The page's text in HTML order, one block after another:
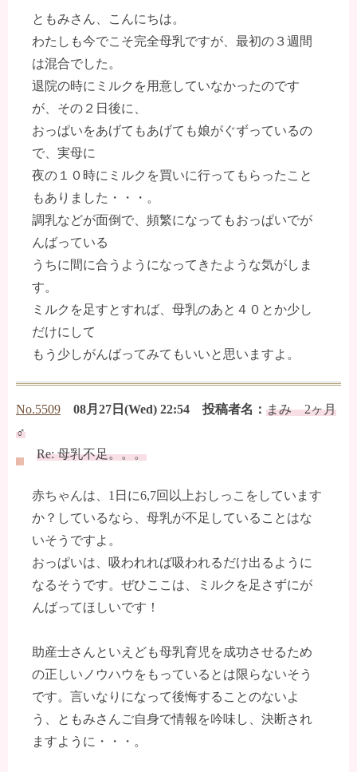
ともみさん、こんにちは。
わたしも今でこそ完全母乳ですが、最初の３週間
は混合でした。
退院の時にミルクを用意していなかったのです
が、その２日後に、
おっぱいをあげてもあげても娘がぐずっているの
で、実母に
夜の１０時にミルクを買いに行ってもらったこと
もありました・・・。
調乳などが面倒で、頻繁になってもおっぱいでが
んばっている
うちに間に合うようになってきたような気がしま
す。
ミルクを足すとすれば、母乳のあと４０とか少し
だけにして
もう少しがんばってみてもいいと思いますよ。
No.5509 08月27日(Wed) 22:54 投稿者名： まみ 2ヶ月
♂
Re: 母乳不足。。。
赤ちゃんは、1日に6,7回以上おしっこをしています
か？しているなら、母乳が不足していることはな
いそうですよ。
おっぱいは、吸われれば吸われるだけ出るように
なるそうです。ぜひここは、ミルクを足さずにが
んばってほしいです！
助産士さんといえども母乳育児を成功させるため
の正しいノウハウをもっているとは限らないそう
です。言いなりになって後悔することのないよ
う、ともみさんご自身で情報を吟味し、決断され
ますように・・・。